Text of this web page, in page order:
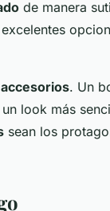
de manera
accesorios. Un
look más
sean los